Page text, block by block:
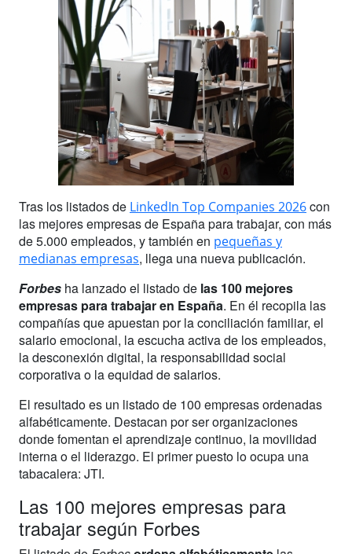
Tras los listados de LinkedIn Top Companies 2026con
las mejores empresas de España para trabajar, con más
de 5.000 empleados, y también en pequeñas y
medianas empresas, llega una nueva publicación.
Forbes ha lanzado el listado de las 100 mejores
empresas para trabajar en España. En él recopila las
compañías que apuestan por la conciliación familiar, el
salario emocional, la escucha activa de los empleados,
la desconexión digital, la responsabilidad social
corporativa o la equidad de salarios.
El resultado es un listado de 100 empresas ordenadas
alfabéticamente. Destacan por ser organizaciones
donde fomentan el aprendizaje continuo, la movilidad
interna o el liderazgo. El primer puesto lo ocupa una
tabacalera: JTI.
Las 100 mejores empresas para
trabajar según Forbes